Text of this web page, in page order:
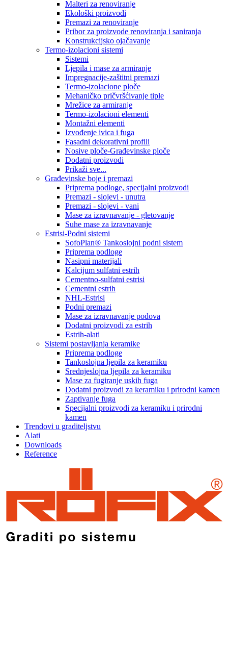
Malteri za renoviranje
Ekološki proizvodi
Premazi za renoviranje
Pribor za proizvode renoviranja i saniranja
Konstrukcijsko ojačavanje
Termo-izolacioni sistemi
Sistemi
Ljepila i mase za armiranje
Impregnacije-zaštitni premazi
Termo-izolacione ploče
Mehaničko pričvršćivanje tiple
Mrežice za armiranje
Termo-izolacioni elementi
Montažni elementi
Izvođenje ivica i fuga
Fasadni dekorativni profili
Nosive ploče-Građevinske ploče
Dodatni proizvodi
Prikaži sve...
Građevinske boje i premazi
Priprema podloge, specijalni proizvodi
Premazi - slojevi - unutra
Premazi - slojevi - vani
Mase za izravnavanje - gletovanje
Suhe mase za izravnavanje
Estrisi-Podni sistemi
SofoPlan® Tankoslojni podni sistem
Priprema podloge
Nasipni materijali
Kalcijum sulfatni estrih
Cementno-sulfatni estrisi
Cementni estrih
NHL-Estrisi
Podni premazi
Mase za izravnavanje podova
Dodatni proizvodi za estrih
Estrih-alati
Sistemi postavljanja keramike
Priprema podloge
Tankoslojna ljepila za keramiku
Srednjeslojna ljepila za keramiku
Mase za fugiranje uskih fuga
Dodatni proizvodi za keramiku i prirodni kamen
Zaptivanje fuga
Specijalni proizvodi za keramiku i prirodni
kamen
Trendovi u graditeljstvu
Alati
Downloads
Reference